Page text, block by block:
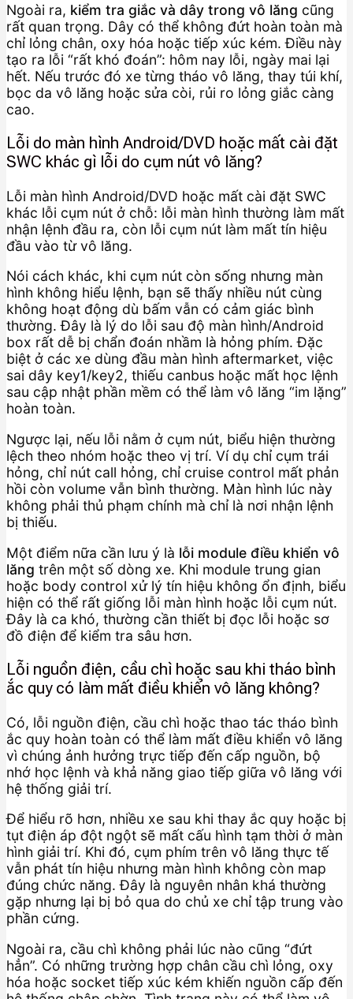
Ngoài ra, kiểm tra giắc và dây trong vô lăng cũng
rất quan trọng. Dây có thể không đứt hoàn toàn mà
chỉ lỏng chân, oxy hóa hoặc tiếp xúc kém. Điều này
tạo ra lỗi “rất khó đoán”: hôm nay lỗi, ngày mai lại
hết. Nếu trước đó xe từng tháo vô lăng, thay túi khí,
bọc da vô lăng hoặc sửa còi, rủi ro lỏng giắc càng
cao.
Lỗi do màn hình Android/DVD hoặc mất cài đặt
SWC khác gì lỗi do cụm nút vô lăng?
Lỗi màn hình Android/DVD hoặc mất cài đặt SWC
khác lỗi cụm nút ở chỗ: lỗi màn hình thường làm mất
nhận lệnh đầu ra, còn lỗi cụm nút làm mất tín hiệu
đầu vào từ vô lăng.
Nói cách khác, khi cụm nút còn sống nhưng màn
hình không hiểu lệnh, bạn sẽ thấy nhiều nút cùng
không hoạt động dù bấm vẫn có cảm giác bình
thường. Đây là lý do lỗi sau độ màn hình/Android
box rất dễ bị chẩn đoán nhầm là hỏng phím. Đặc
biệt ở các xe dùng đầu màn hình aftermarket, việc
sai dây key1/key2, thiếu canbus hoặc mất học lệnh
sau cập nhật phần mềm có thể làm vô lăng “im lặng”
hoàn toàn.
Ngược lại, nếu lỗi nằm ở cụm nút, biểu hiện thường
lệch theo nhóm hoặc theo vị trí. Ví dụ chỉ cụm trái
hỏng, chỉ nút call hỏng, chỉ cruise control mất phản
hồi còn volume vẫn bình thường. Màn hình lúc này
không phải thủ phạm chính mà chỉ là nơi nhận lệnh
bị thiếu.
Một điểm nữa cần lưu ý là lỗi module điều khiển vô
lăng trên một số dòng xe. Khi module trung gian
hoặc body control xử lý tín hiệu không ổn định, biểu
hiện có thể rất giống lỗi màn hình hoặc lỗi cụm nút.
Đây là ca khó, thường cần thiết bị đọc lỗi hoặc sơ
đồ điện để kiểm tra sâu hơn.
Lỗi nguồn điện, cầu chì hoặc sau khi tháo bình
ắc quy có làm mất điều khiển vô lăng không?
Có, lỗi nguồn điện, cầu chì hoặc thao tác tháo bình
ắc quy hoàn toàn có thể làm mất điều khiển vô lăng
vì chúng ảnh hưởng trực tiếp đến cấp nguồn, bộ
nhớ học lệnh và khả năng giao tiếp giữa vô lăng với
hệ thống giải trí.
Để hiểu rõ hơn, nhiều xe sau khi thay ắc quy hoặc bị
tụt điện áp đột ngột sẽ mất cấu hình tạm thời ở màn
hình giải trí. Khi đó, cụm phím trên vô lăng thực tế
vẫn phát tín hiệu nhưng màn hình không còn map
đúng chức năng. Đây là nguyên nhân khá thường
gặp nhưng lại bị bỏ qua do chủ xe chỉ tập trung vào
phần cứng.
Ngoài ra, cầu chì không phải lúc nào cũng “đứt
hẳn”. Có những trường hợp chân cầu chì lỏng, oxy
hóa hoặc socket tiếp xúc kém khiến nguồn cấp đến